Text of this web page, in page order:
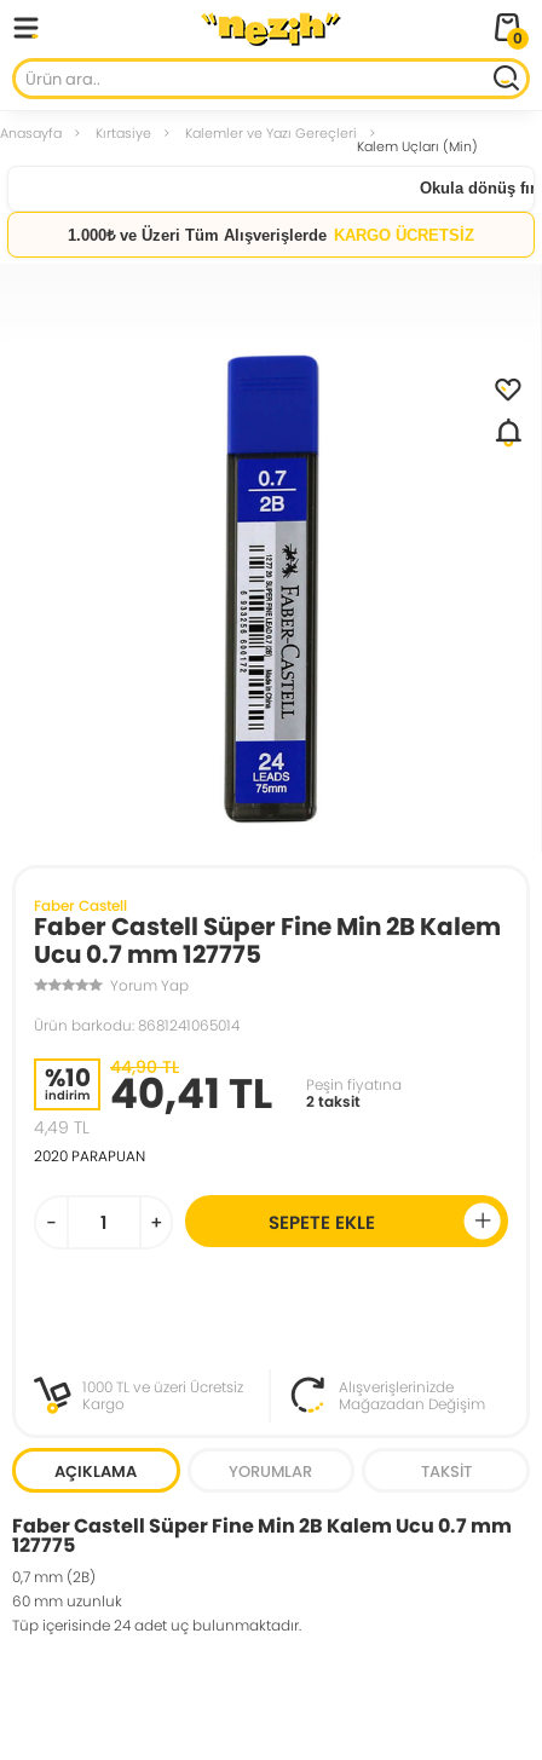
0
Anasayfa Kırtasiye Kalemler ve Yazı Gereçleri
Kalem Uçları (Min)
Okula dönüş
1.000₺ ve Üzeri Tüm Alışverişlerde KARGO ÜCRETSİZ
Faber Castell
Faber Castell Süper Fine Min 2B Kalem
Ucu 0.7 mm 127775
Yorum Yap
Ürün barkodu: 8681241065014
%10
indirim
44,90 TL
40,41 TL
Peşin fiyatına
2 taksit
4,49 TL
2020 PARAPUAN
- + SEPETE EKLE
1000 TL ve üzeri Ücretsiz
Kargo
Alışverişlerinizde
Mağazadan Değişim
AÇIKLAMA YORUMLAR TAKSIT
Faber Castell Süper Fine Min 2B Kalem Ucu 0.7 mm
127775
0,7 mm (2B)
60 mm uzunluk
Tüp içerisinde 24 adet uç bulunmaktadır.